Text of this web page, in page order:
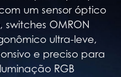
um sensor óptico
OMRON
ultra-leve,
e preciso para
RGB